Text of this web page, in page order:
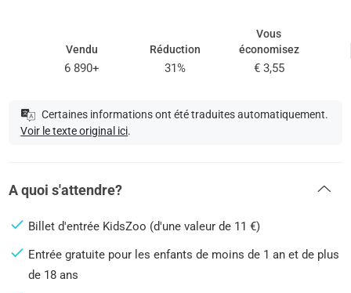
Vendu
6 890+
Réduction
31%
Vous
économisez
€ 3,55
Certaines informations ont été traduites automatiquement.
Voir le texte original ici.
A quoi s'attendre?
Billet d'entrée KidsZoo (d'une valeur de 11 €)
Entrée gratuite pour les enfants de moins de 1 an et de plus
de 18 ans